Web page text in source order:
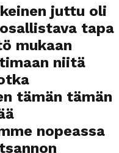
juttu oli
tapa
mukaan
niitä
tämän tämän
nopeassa